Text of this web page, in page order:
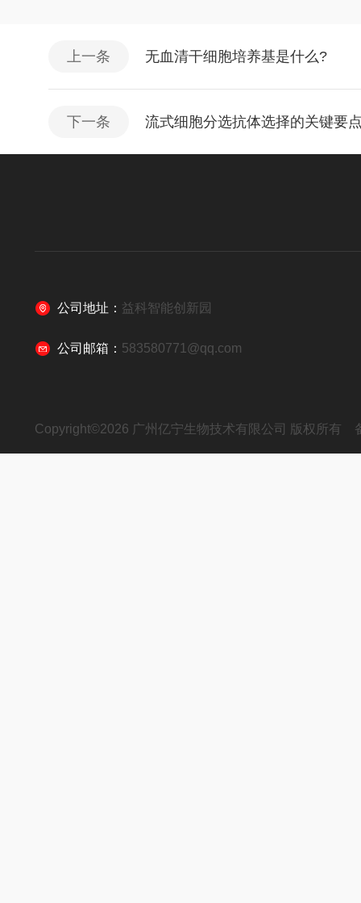
上一条 无血清干细胞培养基是什么?
下一条 流式细胞分选抗体选择的关键要
公司地址： 益科智能创新园
公司邮箱： 583580771@qq.com
Copyright©2026 广州亿宁生物技术有限公司 版权所有